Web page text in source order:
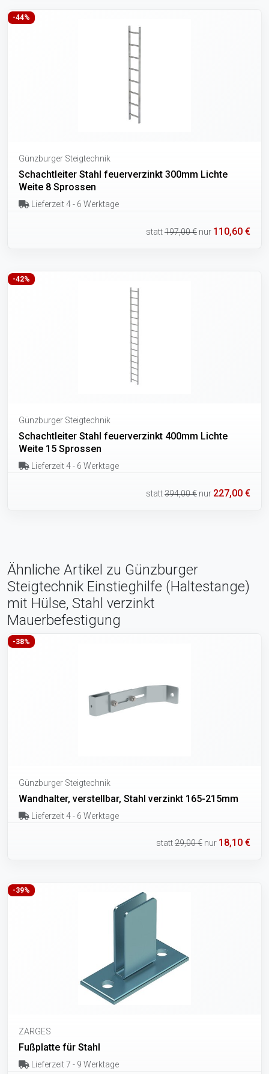
-44%
Günzburger Steigtechnik
Schachtleiter Stahl feuerverzinkt 300mm Lichte
Weite 8 Sprossen
Lieferzeit 4 - 6 Werktage
statt197,00 € nur 110,60 €
-42%
Günzburger Steigtechnik
Schachtleiter Stahl feuerverzinkt 400mm Lichte
Weite 15 Sprossen
Lieferzeit 4 - 6 Werktage
statt394,00 € nur 227,00 €
Ähnliche Artikel zu Günzburger
Steigtechnik Einstieghilfe (Haltestange)
mit Hülse, Stahl verzinkt
Mauerbefestigung
-38%
Günzburger Steigtechnik
Wandhalter, verstellbar, Stahl verzinkt 165-215mm
Lieferzeit 4 - 6 Werktage
statt29,00 € nur 18,10 €
-39%
ZARGES
Fußplatte für Stahl
Lieferzeit 7 - 9 Werktage